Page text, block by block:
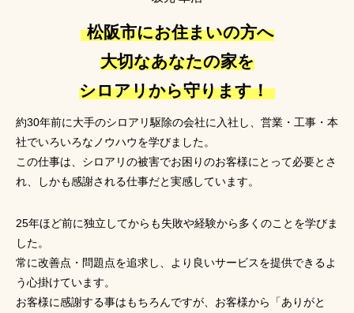
松阪市にお住まいの方へ
大切なあなたの家を
シロアリから守ります！
約30年前に大手のシロアリ駆除の会社に入社し、営業・工事・本
社でいろいろなノウハウを学びました。
この仕事は、シロアリの被害でお困りのお客様にとって必要とさ
れ、しかも感謝される仕事だと実感しています。
25年ほど前に独立してからも失敗や経験から多くのことを学びま
した。
常に改善点・問題点を追求し、より良いサービスを提供できるよ
う心掛けています。
お客様に感謝する事はもちろんですが、お客様から「ありがと